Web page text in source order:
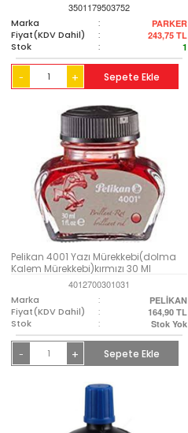
3501179503752
Marka
: PARKER
Fiyat(KDV Dahil) : 243,75 TL
Stok : 1
- + Sepete Ekle
Pelikan 4001 Yazı Mürekkebi(dolma
Kalem Mürekkebi)kırmızı 30 Ml
4012700301031
Marka
: PELİKAN
Fiyat(KDV Dahil) : 164,90 TL
Stok : Stok Yok
- + Sepete Ekle